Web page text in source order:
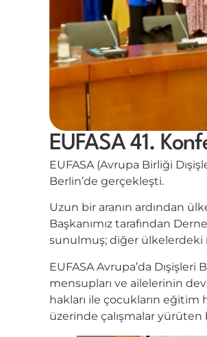
EUFASA 41.
EUFASA (Avrupa Birliği
Berlin’de gerçekleşti.
Uzun bir aranın ardından
Başkanımız tarafından
sunulmuş; diğer
EUFASA Avrupa’da
mensupları ve ailelerinin
hakları ile çocukların
üzerinde çalışmalar